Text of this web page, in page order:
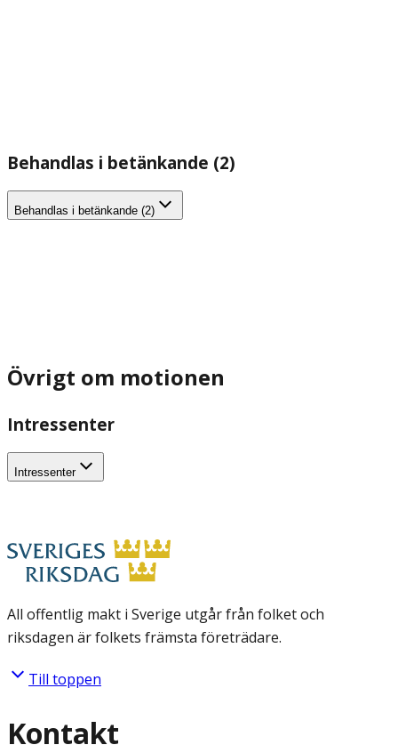
Behandlas i betänkande (2)
Behandlas i betänkande (2)
Övrigt om motionen
Intressenter
Intressenter
All offentlig makt i Sverige utgår från folket och
riksdagen är folkets främsta företrädare.
Till toppen
Kontakt